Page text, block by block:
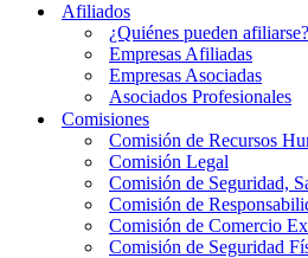
Afiliados
¿Quiénes pueden afiliarse?
Empresas Afiliadas
Empresas Asociadas
Asociados Profesionales
Comisiones
Comisión de Recursos
Comisión Legal
Comisión de Seguridad,
Comisión de
Comisión de Comercio
Comisión de Seguridad